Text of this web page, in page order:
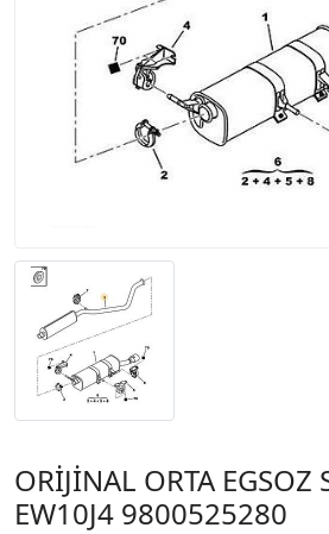
ORİJİNAL ORTA EGSOZ
EW10J4 9800525280